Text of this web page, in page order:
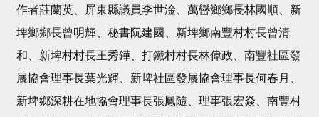
作者莊蘭英、屏東縣議員李世淦、萬巒鄉鄉長林國順、新
埤鄉鄉長曾明輝、秘書阮建國、新埤鄉南豐村村長曾清
和、新埤村村長王秀鏵、打鐵村村長林偉政、南豐社區發
展協會理事長葉光輝、新埤社區發展協會理事長何春月、
新埤鄉深耕在地協會理事長張鳳隨、理事張宏焱、南豐村